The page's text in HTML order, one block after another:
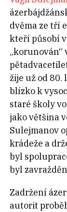
dvěma ze tří
kteří působí
„korunován“
žije už od 80.
blízko k
staré školy
jako většina
Sulejmanov
krádeže a
byl
byl
Zadržení
autorit